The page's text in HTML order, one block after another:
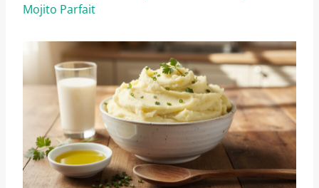
Mojito Parfait